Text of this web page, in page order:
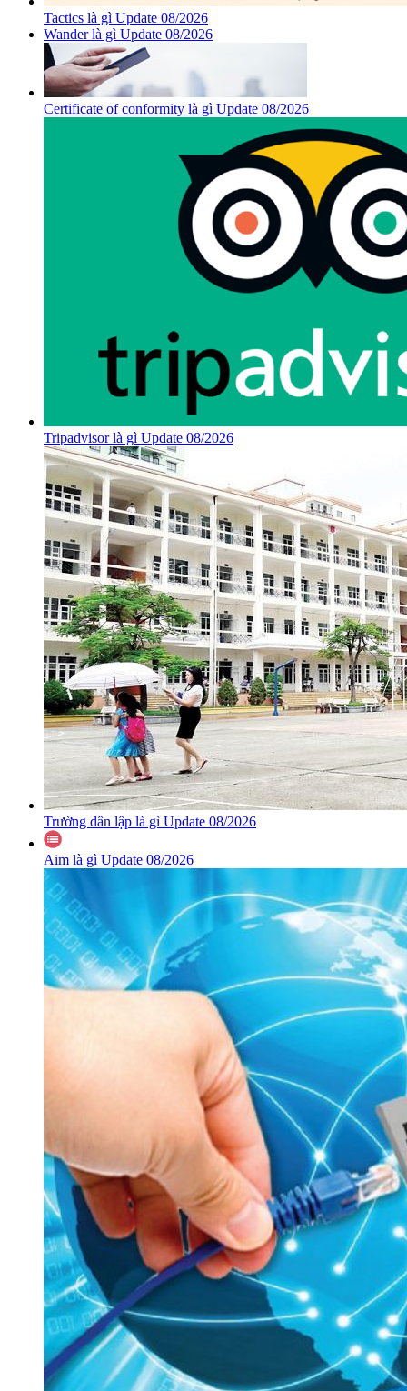
Tactics là gì Update 08/2026
Wander là gì Update 08/2026
Certificate of conformity là gì Update 08/2026
Tripadvisor là gì Update 08/2026
Trường dân lập là gì Update 08/2026
Aim là gì Update 08/2026